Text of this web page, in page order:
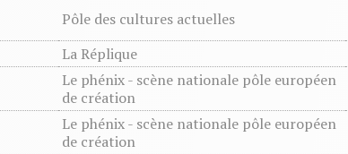
Pôle des cultures actuelles
La Réplique
Le phénix - scène nationale pôle européen
de création
Le phénix - scène nationale pôle européen
de création